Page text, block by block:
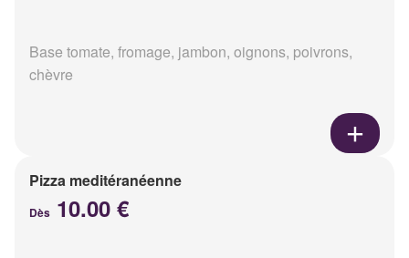
Base tomate, fromage, jambon, oignons, poivrons,
chèvre
Pizza meditéranéenne
Dès 10.00 €